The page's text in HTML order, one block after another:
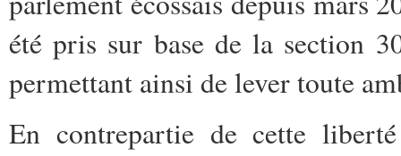
été pris sur base de la section
permettant ainsi de lever toute
En contrepartie de cette